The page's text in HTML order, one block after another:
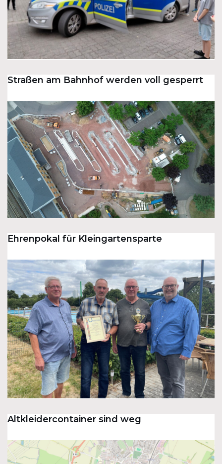
Straßen am Bahnhof werden voll gesperrt
Ehrenpokal für Kleingartensparte
Altkleidercontainer sind weg